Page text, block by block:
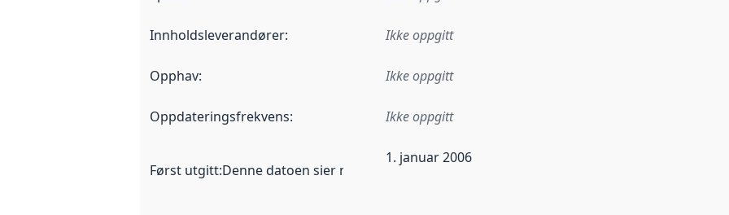
Innholdsleverandører: Ikke oppgitt
Opphav: Ikke oppgitt
Oppdateringsfrekvens: Ikke oppgitt
Først utgitt:Denne datoen sier når dataene i dette datasettet første gang ble utgitt. Det kan
1. januar 2006